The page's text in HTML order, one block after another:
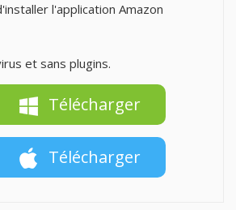
l'application Amazon
et sans plugins.
Télécharger
Télécharger